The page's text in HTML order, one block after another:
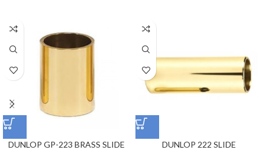
DUNLOP GP-223 BRASS SLIDE
DUNLOP 222 SLIDE